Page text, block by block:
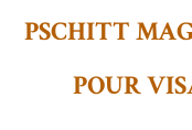
PSCHITT
POUR